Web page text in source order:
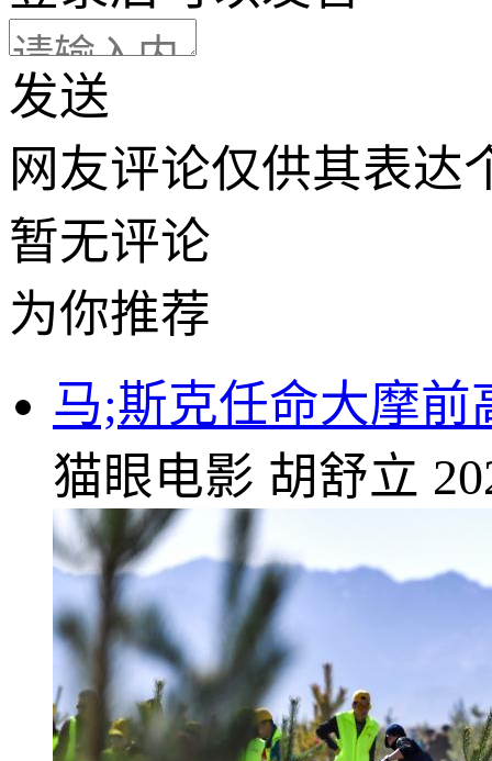
发送
网友评论仅供其表达
暂无评论
为你推荐
马;斯克任命大摩
猫眼电影 胡舒立